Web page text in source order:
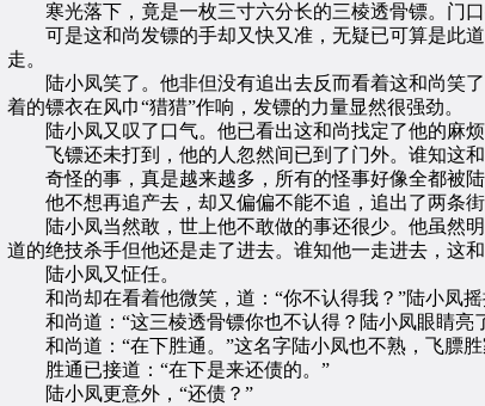
寒光落下，竟是一枚三寸六分长的三棱透骨镖。门口
可是这和尚发镖的手却又快又准，无疑已可算是此道
走。
陆小凤笑了。他非但没有追出去反而看着这和尚笑了
着的镖衣在风巾“猎猎”作响，发镖的力量显然很强劲。
陆小凤又叹了口气。他已看出这和尚找定了他的麻烦
飞镖还未打到，他的人忽然间已到了门外。谁知这和
奇怪的事，真是越来越多，所有的怪事好像全都被陆
他不想再追产去，却又偏偏不能不追，追出了两条街
陆小凤当然敢，世上他不敢做的事还很少。他虽然明
道的绝技杀手但他还是走了进去。谁知他一走进去，这
陆小凤又怔任。
和尚却在看着他微笑，道：“你不认得我？”陆小凤摇
和尚道：“这三棱透骨镖你也不认得？陆小凤眼睛亮了
和尚道：“在下胜通。”这名字陆小凤也不熟，飞膘胜
胜通已接道：“在下是来还债的。”
陆小凤更意外，“还债？”